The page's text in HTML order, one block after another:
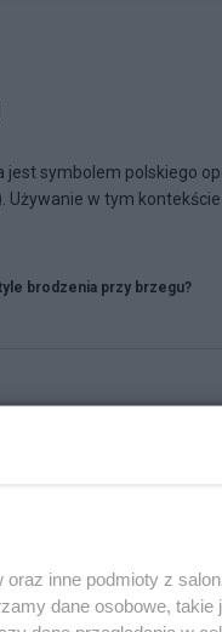
jest symbolem polskiego
w tym
brodzenia przy brzegu?
inne podmioty z
dane osobowe,